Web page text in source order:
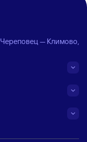
Череповец — Климово,